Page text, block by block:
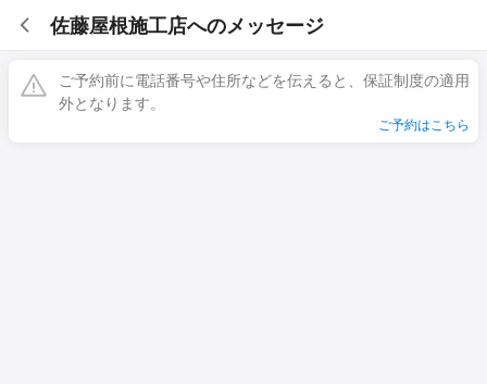
佐藤屋根施工店へのメッセージ
ご予約前に電話番号や住所などを伝えると、保証制度の適用
外となります。
ご予約はこちら